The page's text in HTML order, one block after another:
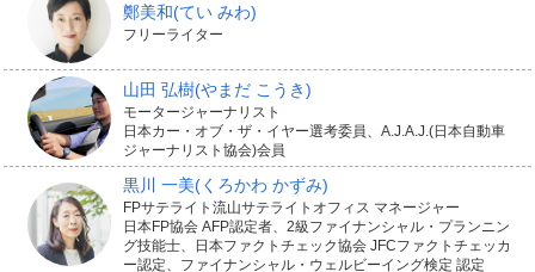
鄭美和(てい みわ)
フリーライター
山田 弘樹(やまだ こうき)
モータージャーナリスト
日本カー・オブ・ザ・イヤー選考委員、A.J.A.J.(日本自動車
ジャーナリスト協会)会員
黒川 一美(くろかわ かずみ)
FPサテライト流山サテライトオフィス マネージャー
日本FP協会 AFP認定者、2級ファイナンシャル・プランニン
グ技能士、日本ファクトチェック協会 JFCファクトチェッカ
ー認定、ファイナンシャル・ウェルビーイング検定 認定